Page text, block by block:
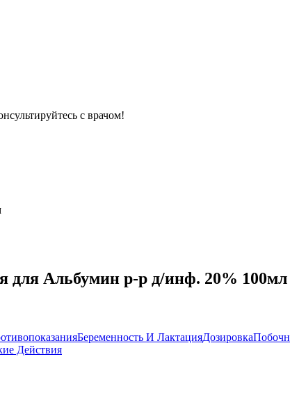
с врачом!
для Альбумин р-р д/инф. 20% 100мл
Беременность И ЛактацияДозировка
Действия